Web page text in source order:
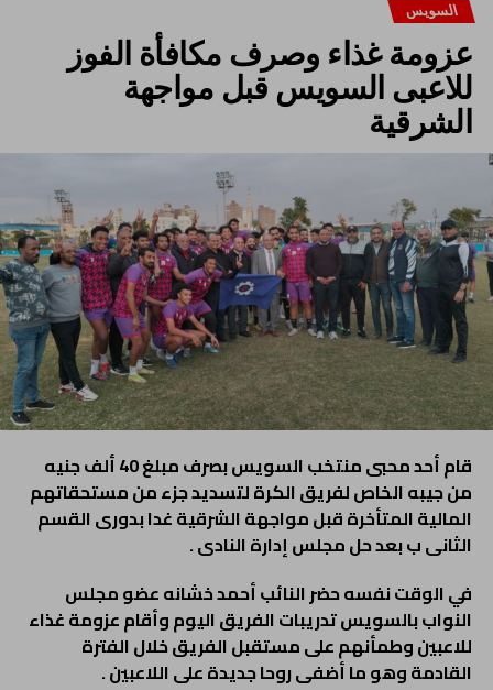
السويس
عزومة غذاء وصرف مكافأة الفوز
للاعبى السويس قبل مواجهة
الشرقية
قام أحد محبى منتخب السويس بصرف مبلغ 40 ألف جنيه
من جيبه الخاص لفريق الكرة لتسديد جزء من مستحقاتهم
المالية المتأخرة قبل مواجهة الشرقية غدا بدورى القسم
الثانى ب بعد حل مجلس إدارة النادى .
في الوقت نفسه حضر النائب أحمد خشانه عضو مجلس
النواب بالسويس تدريبات الفريق اليوم وأقام عزومة غذاء
للاعبين وطمأنهم على مستقبل الفريق خلال الفترة
القادمة وهو ما أضفى روحا جديدة على اللاعبين .